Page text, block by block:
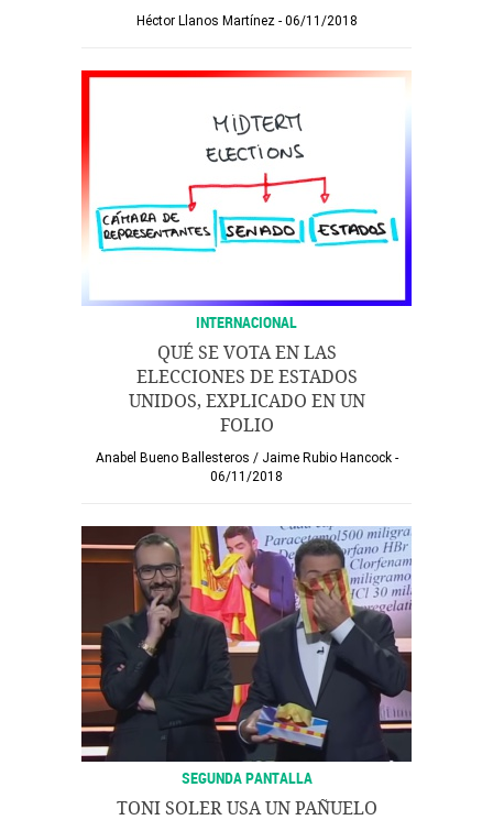
Héctor Llanos Martínez 06/11/2018
INTERNACIONAL
QUÉ SE VOTA EN LAS
ELECCIONES DE ESTADOS
UNIDOS, EXPLICADO EN UN
FOLIO
Anabel Bueno Ballesteros / Jaime Rubio Hancock
06/11/2018
SEGUNDA PANTALLA
TONI SOLER USA UN PAÑUELO